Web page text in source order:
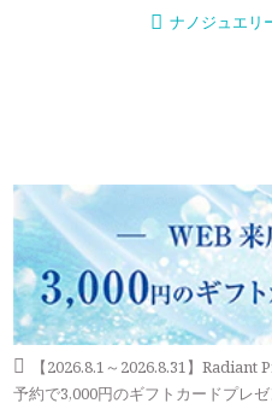
ナノジュエリ
【2026.8.1～2026.8.31】
予約で3,000円のギフトカードプレゼ